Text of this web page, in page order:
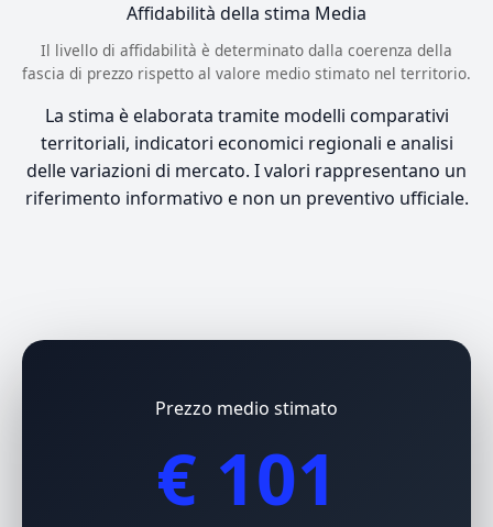
Affidabilità della stima Media
Il livello di affidabilità è determinato dalla coerenza della
fascia di prezzo rispetto al valore medio stimato nel territorio.
La stima è elaborata tramite modelli comparativi
territoriali, indicatori economici regionali e analisi
delle variazioni di mercato. I valori rappresentano un
riferimento informativo e non un preventivo ufficiale.
Prezzo medio stimato
€ 101